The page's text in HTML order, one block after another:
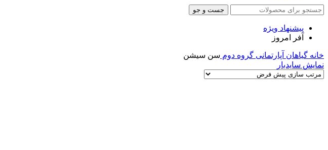
جست و جو
پیشنهاد ویژه
آفر امروز
خانه گیاهان آپارتمانی گروه دوم سن سیشن
نمایش سایدبار